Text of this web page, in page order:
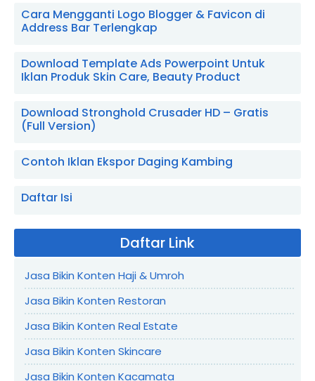
Cara Mengganti Logo Blogger & Favicon di
Address Bar Terlengkap
Download Template Ads Powerpoint Untuk
Iklan Produk Skin Care, Beauty Product
Download Stronghold Crusader HD – Gratis
(Full Version)
Contoh Iklan Ekspor Daging Kambing
Daftar Isi
Daftar Link
Jasa Bikin Konten Haji & Umroh
Jasa Bikin Konten Restoran
Jasa Bikin Konten Real Estate
Jasa Bikin Konten Skincare
Jasa Bikin Konten Kacamata